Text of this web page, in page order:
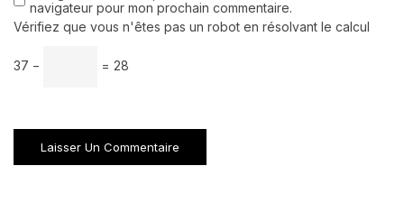
navigateur pour mon prochain commentaire.
Vérifiez que vous n'êtes pas un robot en résolvant le calcul
37 − = 28